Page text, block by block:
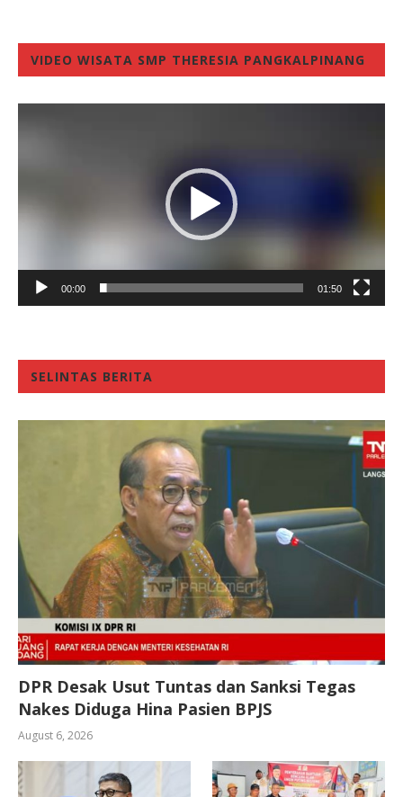
VIDEO WISATA SMP THERESIA PANGKALPINANG
00:00 01:50
SELINTAS BERITA
DPR Desak Usut Tuntas dan Sanksi Tegas
Nakes Diduga Hina Pasien BPJS
August 6, 2026